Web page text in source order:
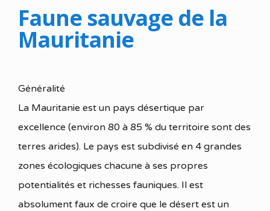
Faune sauvage de la
Mauritanie
Généralité
La Mauritanie est un pays désertique par
excellence (environ 80 à 85 % du territoire sont des
terres arides). Le pays est subdivisé en 4 grandes
zones écologiques chacune à ses propres
potentialités et richesses fauniques. Il est
absolument faux de croire que le désert est un